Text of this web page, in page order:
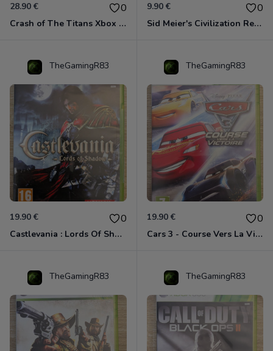
28.90 € 0
Crash of The Titans Xbox 360
9.90 € 0
Sid Meier's Civilization Revolution Xbox 360
TheGamingR83
19.90 € 0
Castlevania : Lords Of Shadow Xbox 360
TheGamingR83
19.90 € 0
Cars 3 - Course Vers La Victoire Xbox 360
TheGamingR83 TheGamingR83